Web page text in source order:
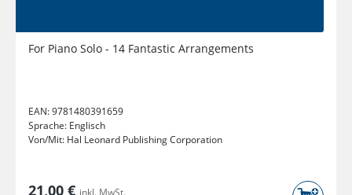
For Piano Solo - 14 Fantastic Arrangements
EAN:9781480391659
Sprache: Englisch
Von/Mit: Hal Leonard Publishing Corporation
21,00 €